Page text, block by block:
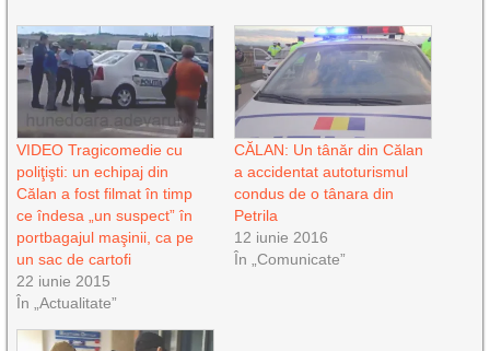
VIDEO Tragicomedie cu
poliţişti: un echipaj din
Călan a fost filmat în timp
ce îndesa „un suspect” în
portbagajul maşinii, ca pe
un sac de cartofi
22 iunie 2015
În „Actualitate”
CĂLAN: Un tânăr din Călan
a accidentat autoturismul
condus de o tânara din
Petrila
12 iunie 2016
În „Comunicate”